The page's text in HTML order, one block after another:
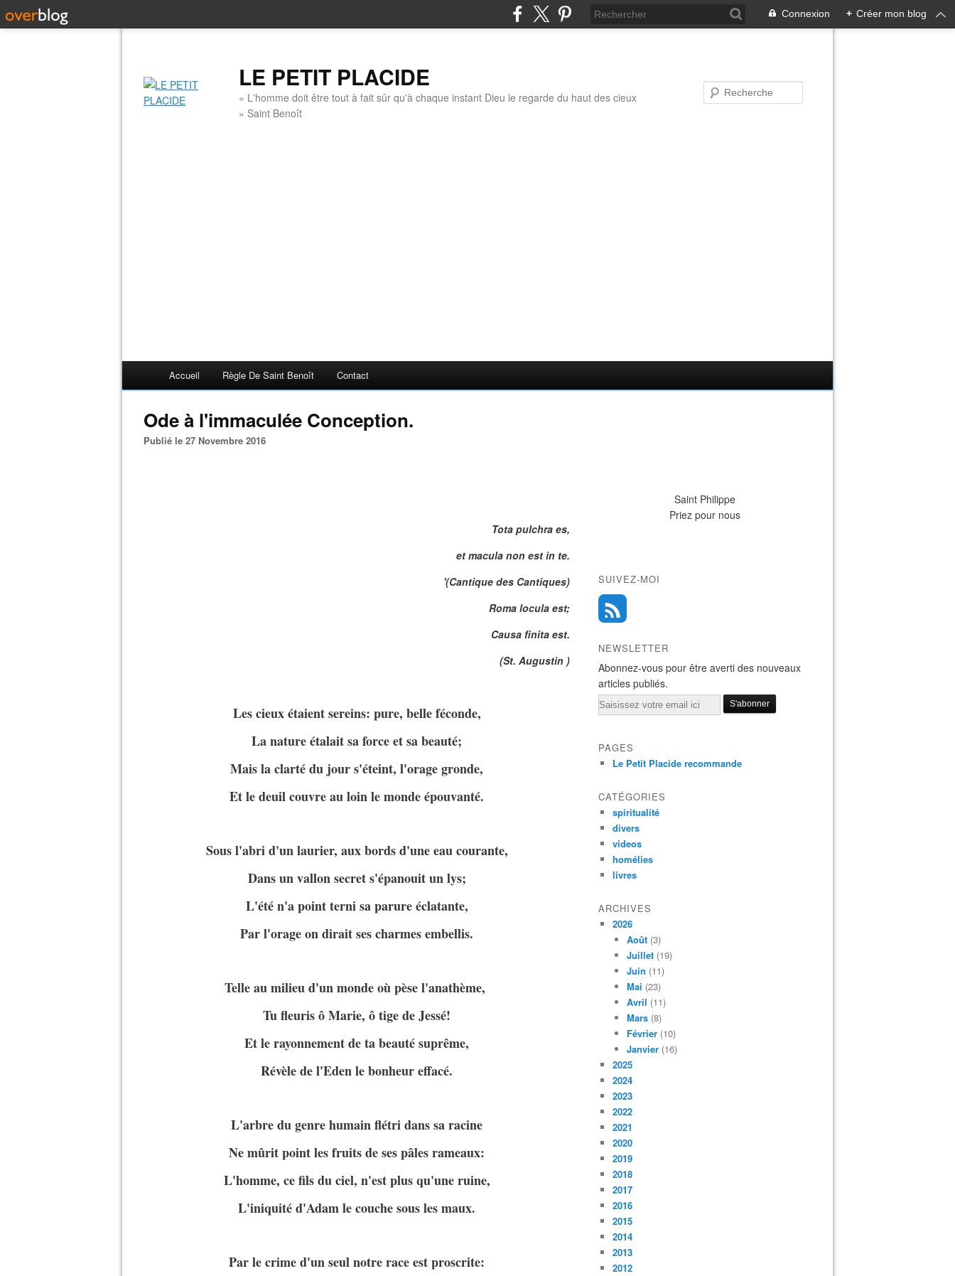
Connexion + Créer mon blog
LE PETIT PLACIDE
« L'homme doit être tout à fait sûr qu'à chaque instant Dieu le regarde du haut des cieux
» Saint Benoît
Accueil Règle De Saint Benoît Contact
Ode à l'immaculée Conception.
Publié le 27 Novembre 2016
Tota pulchra es,
et macula non est in te.
'(Cantique des Cantiques)
Roma locula est;
Causa finita est.
(St. Augustin )
Les cieux étaient sereins: pure, belle féconde,
La nature étalait sa force et sa beauté;
Mais la clarté du jour s'éteint, l'orage gronde,
Et le deuil couvre au loin le monde épouvanté.
Sous l'abri d'un laurier, aux bords d'une eau courante,
Dans un vallon secret s'épanouit un lys;
L'été n'a point terni sa parure éclatante,
Par l'orage on dirait ses charmes embellis.
Telle au milieu d'un monde où pèse l'anathème,
Tu fleuris ô Marie, ô tige de Jessé!
Et le rayonnement de ta beauté suprême,
Révèle de l'Eden le bonheur effacé.
L'arbre du genre humain flétri dans sa racine
Ne mûrit point les fruits de ses pâles rameaux:
L'homme, ce fils du ciel, n'est plus qu'une ruine,
L'iniquité d'Adam le couche sous les maux.
Par le crime d'un seul notre race est proscrite:
Saint Philippe
Priez pour nous
SUIVEZ-MOI
NEWSLETTER
Abonnez-vous pour être averti des nouveaux
articles publiés.
Email
PAGES
Le Petit Placide recommande
CATÉGORIES
spiritualité
divers
videos
homélies
livres
ARCHIVES
2026
Août (3)
Juillet (19)
Juin (11)
Mai (23)
Avril (11)
Mars (8)
Février (10)
Janvier (16)
2025
2024
2023
2022
2021
2020
2019
2018
2017
2016
2015
2014
2013
2012